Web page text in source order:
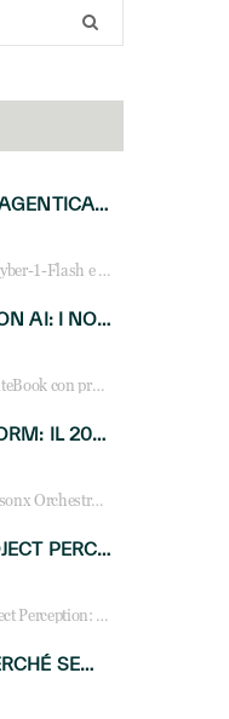
CYBERSECURITY AGENTICA: CON PERCEPTION E MAI-CYBER-1-FLASH MICROSOFT APRE NUOVI SERVIZI PER IL CANALE
Microsoft lancia MAI-Cyber-1-Flash e Perception: cybersecurity agentica in preview dal 3 novembre. Cosa cambia per MSP, system integrator e reseller.
HP ELITEBOOK CON AI: I NOTEBOOK BUSINESS INTELLIGENTI CHE TRASFORMANO PRODUTTIVITÀ, SICUREZZA E LAVORO IBRIDO
Scopri la gamma HP EliteBook con processori Intel® Core™ Ultra e AMD Ryzen™ AI. Notebook business progettati per aumentare la produttività, migliorare la collaborazione e garantire sicurezza avanzata in ufficio e in mobilità.
AI AGENT PLATFORM: IL 2026 È L’ANNO DEL «SISTEMA OPERATIVO» PER GLI AGENTI AZIENDALI
Frontier, Foundry e watsonx Orchestrate: la guerra delle piattaforme AI agent ridisegna il mercato IT. Cosa cambia per reseller, MSP e system integrator.
MICROSOFT PROJECT PERCEPTION: COME GLI AGENTI AI CAMBIERANNO SOC, CYBERSECURITY E SERVIZI MSP
Microsoft presenta Project Perception: scopri come gli agenti AI possono trasformare cybersecurity, SOC e servizi gestiti degli MSP.
HP PROBOOK: PERCHÉ SEMPRE PIÙ AZIENDE SCELGONO NOTEBOOK PROGETTATI PER IL LAVORO MODERNO